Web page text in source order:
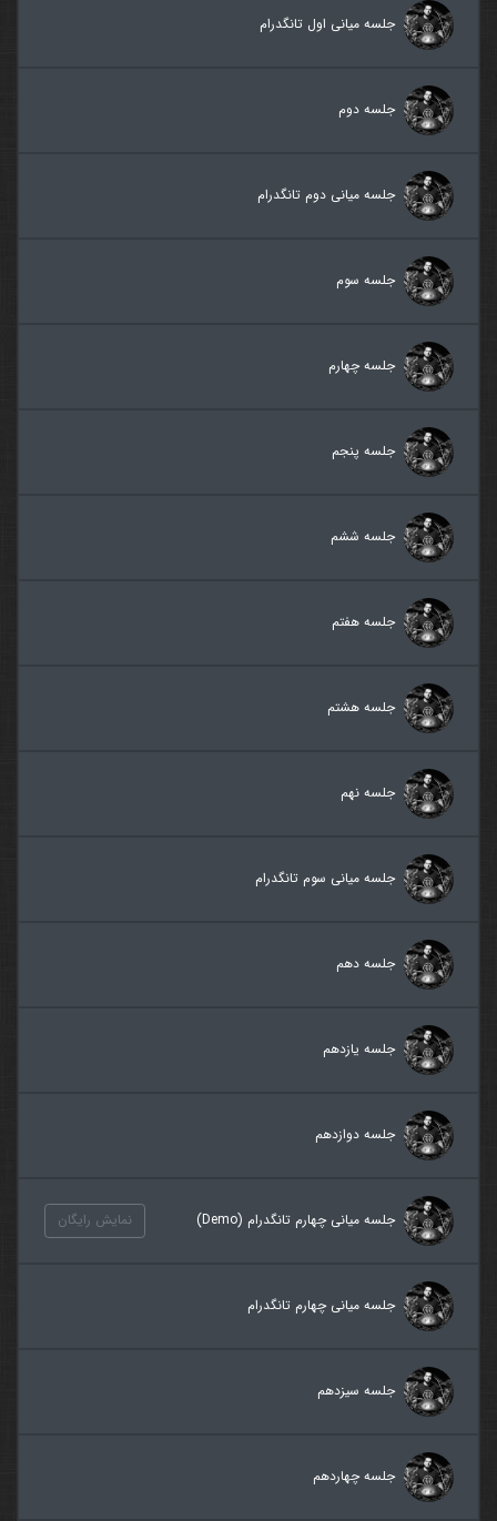
جلسه میانی اول تانگدرام
جلسه دوم
جلسه میانی دوم تانگدرام
جلسه سوم
جلسه چهارم
جلسه پنجم
جلسه ششم
جلسه هفتم
جلسه هشتم
جلسه نهم
جلسه میانی سوم تانگدرام
جلسه دهم
جلسه یازدهم
جلسه دوازدهم
جلسه میانی چهارم تانگدرام (Demo) نمایش رایگان
جلسه میانی چهارم تانگدرام
جلسه سیزدهم
جلسه چهاردهم